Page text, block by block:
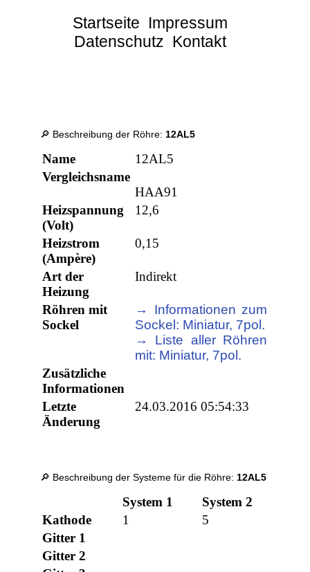
Startseite Impressum
Datenschutz Kontakt
🔎 Beschreibung der Röhre: 12AL5
Name
12AL5
Vergleichsname
HAA91
Heizspannung
(Volt)
12,6
Heizstrom
(Ampère)
0,15
Art der
Heizung
Indirekt
Röhren mit
Sockel
→ Informationen zum
Sockel: Miniatur, 7pol.
→ Liste aller Röhren
mit: Miniatur, 7pol.
Zusätzliche
Informationen
Letzte
Änderung
24.03.2016 05:54:33
🔎 Beschreibung der Systeme für die Röhre: 12AL5
System 1
System 2
Kathode
1
5
Gitter 1
Gitter 2